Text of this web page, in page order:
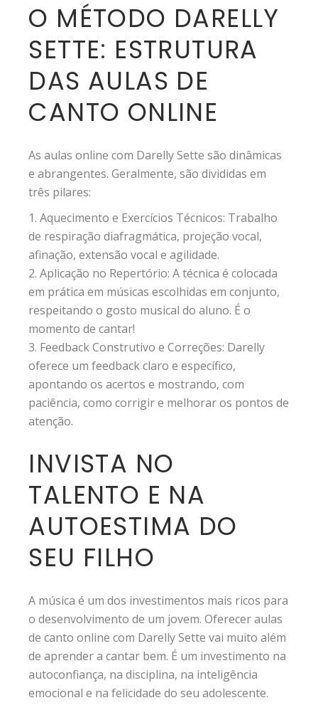
O MÉTODO DARELLY
SETTE: ESTRUTURA
DAS AULAS DE
CANTO ONLINE
As aulas online com Darelly Sette são dinâmicas
e abrangentes. Geralmente, são divididas em
três pilares:
Aquecimento e Exercícios Técnicos: Trabalho
de respiração diafragmática, projeção vocal,
afinação, extensão vocal e agilidade.
Aplicação no Repertório: A técnica é colocada
em prática em músicas escolhidas em conjunto,
respeitando o gosto musical do aluno. É o
momento de cantar!
Feedback Construtivo e Correções: Darelly
oferece um feedback claro e específico,
apontando os acertos e mostrando, com
paciência, como corrigir e melhorar os pontos de
atenção.
INVISTA NO
TALENTO E NA
AUTOESTIMA DO
SEU FILHO
A música é um dos investimentos mais ricos para
o desenvolvimento de um jovem. Oferecer aulas
de canto online com Darelly Sette vai muito além
de aprender a cantar bem. É um investimento na
autoconfiança, na disciplina, na inteligência
emocional e na felicidade do seu adolescente.